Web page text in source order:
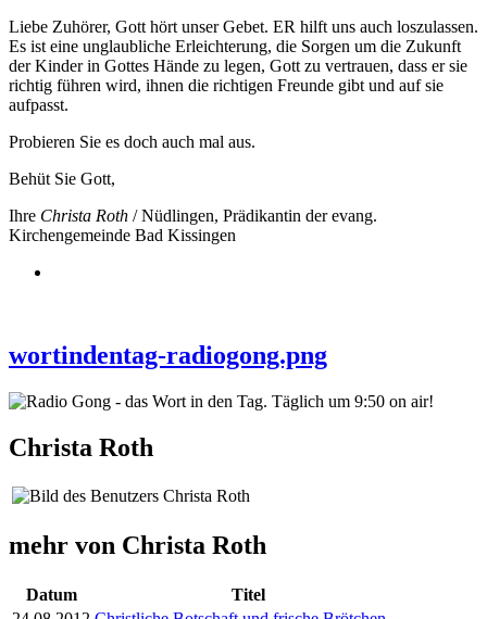
Liebe Zuhörer, Gott hört unser Gebet. ER hilft uns auch loszulassen.
Es ist eine unglaubliche Erleichterung, die Sorgen um die Zukunft
der Kinder in Gottes Hände zu legen, Gott zu vertrauen, dass er sie
richtig führen wird, ihnen die richtigen Freunde gibt und auf sie
aufpasst.
Probieren Sie es doch auch mal aus.
Behüt Sie Gott,
Ihre Christa Roth / Nüdlingen, Prädikantin der evang.
Kirchengemeinde Bad Kissingen
wortindentag-radiogong.png
Christa Roth
mehr von Christa Roth
Datum
Titel